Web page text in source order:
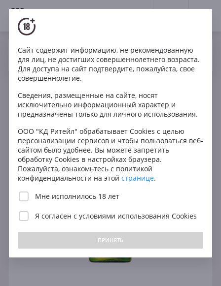
18+
Ваш город Москва ? Да
Фильтры ОЧИСТИТЬ
Тип
Односолодовый
Купажированный
Бурбон
Страна
Шотландия
Ирландия
Сайт содержит информацию, не рекомендованную
для лиц, не достигших совершеннолетнего возраста.
Для доступа на сайт подтвердите, пожалуйста, свое
совершеннолетие.
Сведения, размещенные на сайте, носят
исключительно информационный характер и
предназначены только для личного использования.
ООО "КД Ритейл" обрабатывает Cookies с целью
персонализации сервисов и чтобы пользоваться веб-
сайтом было удобнее. Вы можете запретить
обработку Cookies в настройках браузера.
Пожалуйста, ознакомьтесь с политикой
конфиденциальности на этой странице.
Мне исполнилось 18 лет
Я согласен с условиями использования Cookies
ПРИНЯТЬ